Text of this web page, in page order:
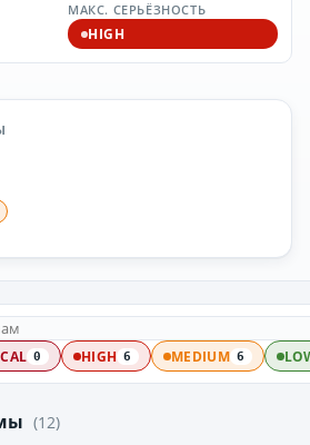
МАКС. СЕРЬЁЗНОСТЬ
HIGH
0 HIGH 6 MEDIUM 6
(12)